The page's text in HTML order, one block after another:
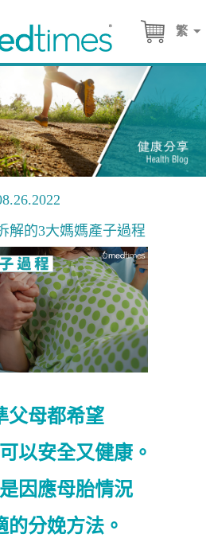
繁
解的3大媽媽產子過程
父母都希望
以安全又健康。
因應母胎情況
的分娩方法。